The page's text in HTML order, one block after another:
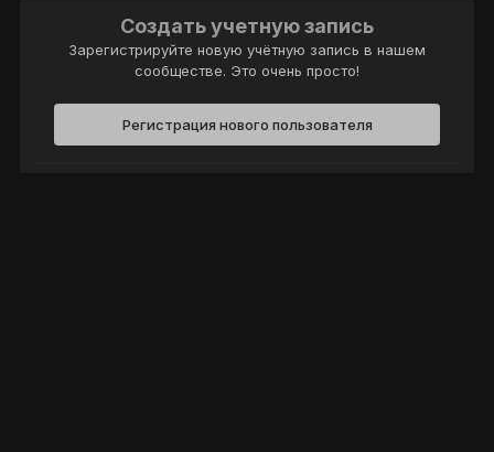
Создать учетную запись
Зарегистрируйте новую учётную запись в нашем
сообществе. Это очень просто!
Регистрация нового пользователя